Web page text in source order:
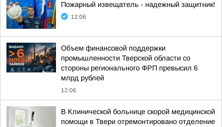
Пожaрный извещатель - надежный зaщитник!
12:06
Объем финансовой поддержки
промышленности Тверской области со
стороны регионального ФРП превысил 6
млрд рублей
12:06
В Клинической больнице скорой медицинской
помощи в Твери отремонтировано отделение